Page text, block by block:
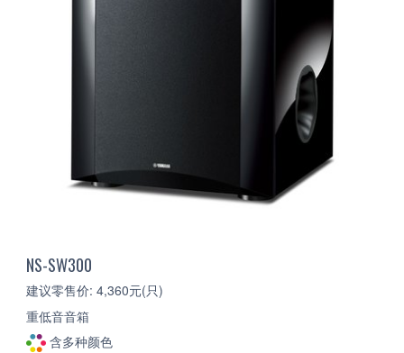
NS-SW300
建议零售价: 4,360元(只)
重低音音箱
含多种颜色